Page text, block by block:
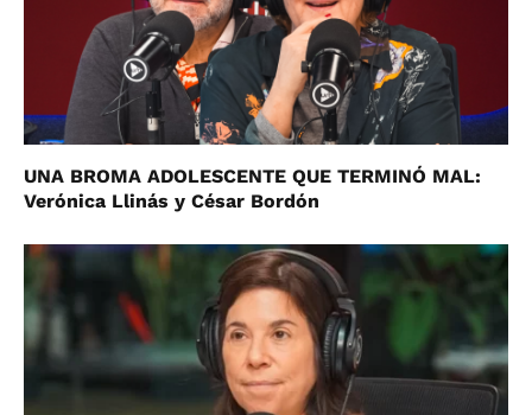
UNA BROMA ADOLESCENTE QUE TERMINÓ MAL:
Verónica Llinás y César Bordón